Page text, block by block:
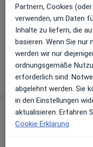
Leistungen & Kosten
Andere Leistungen
Homöopathie
Wie funktioniert
Praxis
Partnern, Cookies
verwenden, um Daten
Inhalte zu liefern, die
basieren. Wenn Sie nur
werden wir nur
ordnungsgemäße
erforderlich sind.
abgelehnt werden. Sie
in den Einstellungen
aktualisieren. Erfahren
Cookie Erklärung